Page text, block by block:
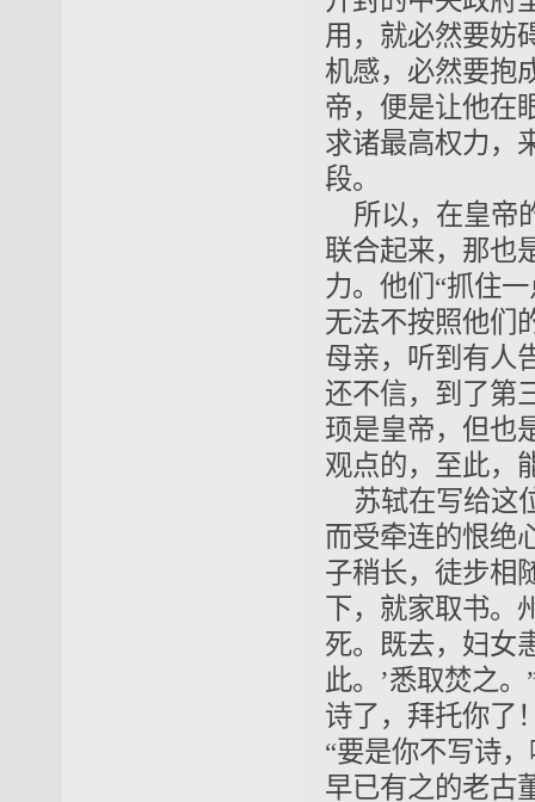
用，就必然要妨
机感，必然要抱
帝，便是让他在
求诸最高权力，
段。
所以，在皇帝
联合起来，那也
力。他们“抓住
无法不按照他们
母亲，听到有人
还不信，到了第
顼是皇帝，但也
观点的，至此，
苏轼在写给这
而受牵连的恨绝
子稍长，徒步相
下，就家取书。
死。既去，妇女
此。’悉取焚之
诗了，拜托你了
“要是你不写诗
早已有之的老古